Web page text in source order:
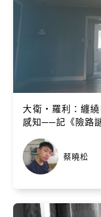
大衛・羅利：纏
感知──記《險路
蔡曉松